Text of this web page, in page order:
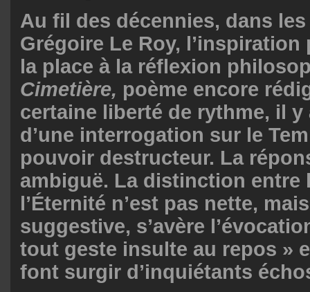
Au fil des décennies, dans
Grégoire Le Roy, l’inspiration
la place à la réflexion
Cimetière, poème encore
certaine liberté de rythme, il y
d’une interrogation sur le
pouvoir destructeur. La
ambiguë. La distinction entre
l’Éternité n’est pas nette,
suggestive, s’avère
tout geste insulte au repos »
font surgir d’inquiétants